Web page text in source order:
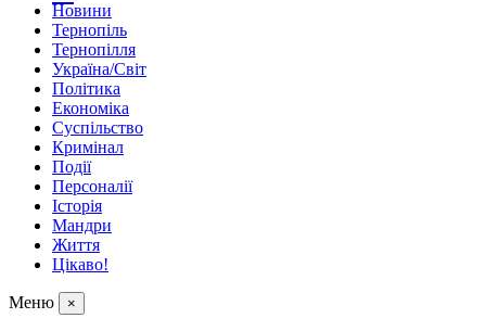
Новини
Тернопіль
Тернопілля
Україна/Світ
Політика
Економіка
Суспільство
Кримінал
Події
Персоналії
Історія
Мандри
Життя
Цікаво!
Меню ×